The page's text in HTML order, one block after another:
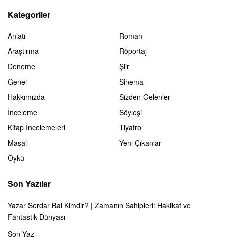
Kategoriler
Anlatı
Araştırma
Deneme
Genel
Hakkımızda
İnceleme
Kitap İncelemeleri
Masal
Öykü
Roman
Röportaj
Şiir
Sinema
Sizden Gelenler
Söyleşi
Tiyatro
Yeni Çıkanlar
Son Yazılar
Yazar Serdar Bal Kimdir? | Zamanın Sahipleri: Hakikat ve
Fantastik Dünyası
Son Yaz